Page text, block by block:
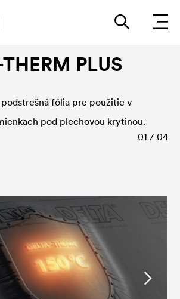
PLUS
fólia pre použitie v
pod plechovou krytinou.
01 / 04